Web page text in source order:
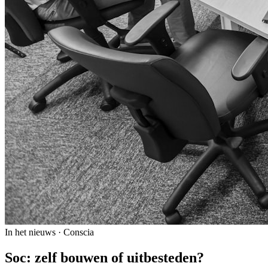
In het nieuws · Conscia
Soc: zelf bouwen of uitbesteden?